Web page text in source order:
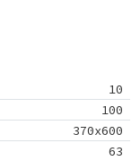
10
100
370х600
63